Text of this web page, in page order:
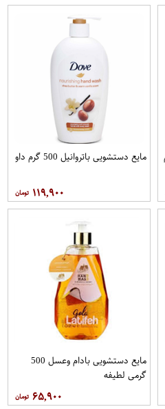
مایع دستشویی باتروانیل 500 گرم داو
۱۱۹,۹۰۰
مایع دستشویی بادام وعسل 500
گرمی لطیفه
۶۵,۹۰۰